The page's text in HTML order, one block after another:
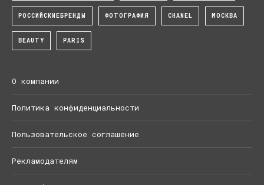
РОССИЙСКИЕБРЕНДЫ ФОТОГРАФИЯ CHANEL МОСКВА
BEAUTY PARIS
О компании
Политика конфиденциальности
Пользовательское соглашение
Рекламодателям